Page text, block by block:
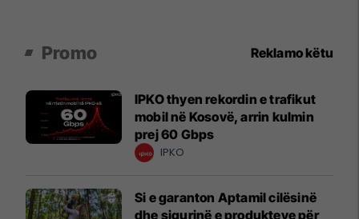
Promo Reklamo këtu
IPKO thyen rekordin e trafikut
mobil në Kosovë, arrin kulmin
prej 60 Gbps
IPKO
Si e garanton Aptamil cilësinë
dhe sigurinë e produkteve për